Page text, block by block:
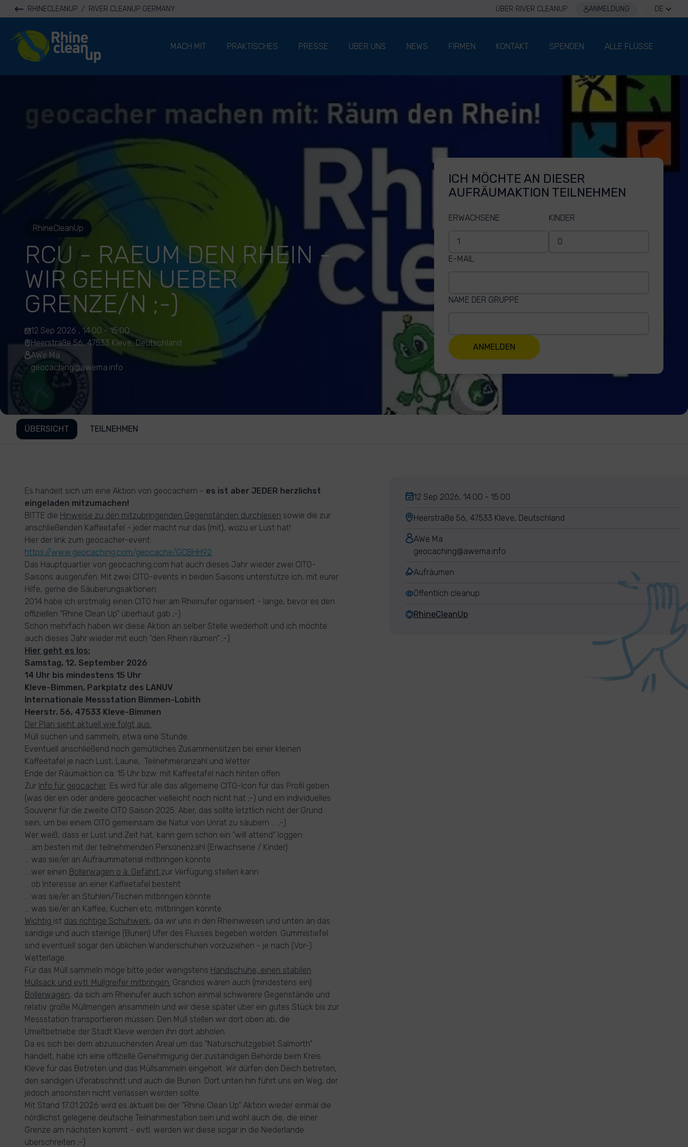
RHINECLEANUP / RIVER CLEANUP GERMANY ÜBER RIVER CLEANUP ANMELDUNG DE
River Cleanup
MACH MIT
PRAKTISCHES PRESSE ÜBER UNS NEWS FIRMEN KONTAKT SPENDEN ALLE FLÜSSE
RhineCleanUp
RCU - RAEUM DEN RHEIN -
WIR GEHEN UEBER
GRENZE/N ;-)
12 Sep 2026 , 14:00 - 15:00
Heerstraße 56, 47533 Kleve, Deutschland
AWe Ma
geocaching@awema.info
ICH MÖCHTE AN DIESER
AUFRÄUMAKTION TEILNEHMEN
ERWACHSENE KINDER
E-MAIL
NAME DER GRUPPE
ANMELDEN
ÜBERSICHT TEILNEHMEN
Es handelt sich um eine Aktion von geocachern - es ist aber JEDER herzlichst
eingeladen mitzumachen!
BITTE die Hinweise zu den mitzubringenden Gegenständen durchlesen sowie die zur
anschließenden Kaffeetafel - jeder macht nur das (mit), wozu er Lust hat!
Hier der link zum geocacher-event:
https://www.geocaching.com/geocache/GCBHH92
Das Hauptquartier von geocaching.com hat auch dieses Jahr wieder zwei CITO-
Saisons ausgerufen. Mit zwei CITO-events in beiden Saisons unterstütze ich, mit eurer
Hilfe, gerne die Säuberungsaktionen.
2014 habe ich erstmalig einen CITO hier am Rheinufer oganisiert - lange, bevor es den
offiziellen "Rhine Clean Up" überhaut gab ;-)
Schon mehrfach haben wir diese Aktion an selber Stelle wiederholt und ich möchte
auch dieses Jahr wieder mit euch "den Rhein räumen" ;-)
Hier geht es los:
Samstag, 12. September 2026
14 Uhr bis mindestens 15 Uhr
Kleve-Bimmen, Parkplatz des LANUV
Internationale Messstation Bimmen-Lobith
Heerstr. 56, 47533 Kleve-Bimmen
Der Plan sieht aktuell wie folgt aus:
Müll suchen und sammeln, etwa eine Stunde.
Eventuell anschließend noch gemütliches Zusammensitzen bei einer kleinen
Kaffeetafel je nach Lust, Laune, Teilnehmeranzahl und Wetter
Ende der Räumaktion ca. 15 Uhr bzw. mit Kaffeetafel nach hinten offen.
Zur Info für geocacher: Es wird für alle das allgemeine CITO-Icon für das Profil geben
(was der ein oder andere geocacher vielleicht noch nicht hat ;-) und ein individuelles
Souvenir für die zweite CITO Saison 2025. Aber, das sollte letztlich nicht der Grund
sein, um bei einem CITO gemeinsam die Natur von Unrat zu säubern ... ;-)
Wer weiß, dass er Lust und Zeit hat, kann gern schon ein "will attend" loggen:
... am besten mit der teilnehmenden Personenzahl (Erwachsene / Kinder)
... was sie/er an Aufräummaterial mitbringen könnte
... wer einen Bollerwagen o ä. Gefährt zur Verfügung stellen kann
... ob Interesse an einer Kaffeetafel besteht
... was sie/er an Stühlen/Tischen mitbringen könnte
... was sie/er an Kaffee, Kuchen etc. mitbringen könnte
Wichtig ist das richtige Schuhwerk, da wir uns in den Rheinwiesen und unten an das
sandige und auch steinige (Bunen) Ufer des Flusses begeben werden. Gummistiefel
sind eventuell sogar den üblichen Wanderschuhen vorzuziehen - je nach (Vor-)
Wetterlage.
Für das Müll sammeln möge bitte jeder wenigstens Handschuhe, einen stabilen
Müllsack und evtl. Müllgreifer mitbringen. Grandios wären auch (mindestens ein)
Bollerwagen, da sich am Rheinufer auch schon einmal schwerere Gegenstände und
relativ große Müllmengen ansammeln und wir diese später über ein gutes Stück bis zur
Messstation transportieren müssen. Den Müll stellen wir dort oben ab, die
Umeltbetriebe der Stadt Kleve werden ihn dort abholen.
Da es sich bei dem abzusuchenden Areal um das "Naturschutzgebiet Salmorth"
handelt, habe ich eine offizielle Genehmigung der zuständigen Behörde beim Kreis
Kleve für das Betreten und das Müllsammeln eingeholt. Wir dürfen den Deich betreten,
den sandigen Uferabschnitt und auch die Bunen. Dort unten hin führt uns ein Weg, der
jedoch ansonsten nicht verlassen werden sollte.
Mit Stand 17.01.2026 wird es aktuell bei der "Rhine Clean Up" Aktion wieder einmal die
nördlichst gelegene deutsche Teilnahmestation sein und wohl auch die, die einer
Grenze am nächsten kommt - evtl. werden wir diese sogar in die Niederlande
überschreiten ;-)
12 Sep 2026, 14:00 - 15:00
Heerstraße 56, 47533 Kleve, Deutschland
AWe Ma
geocaching@awema.info
Aufräumen
Öffentlich cleanup
RhineCleanUp